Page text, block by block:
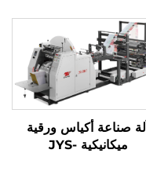
آلة صناعة أكياس ورقية
ميكانيكية JYS-